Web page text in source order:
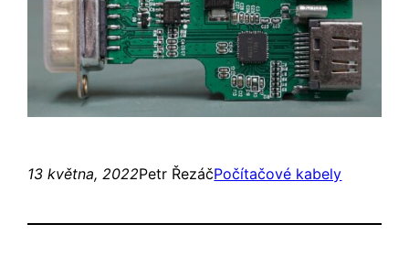
13 května, 2022Petr ŘezáčPočítačové kabely